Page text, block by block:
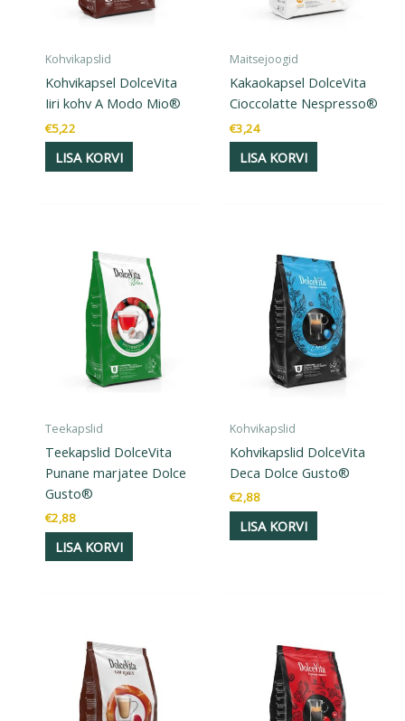
Kohvikapslid
Kohvikapsel DolceVita
Iiri kohv A Modo Mio®
€5,22
LISA KORVI
Maitsejoogid
Kakaokapsel DolceVita
Cioccolatte Nespresso®
€3,24
LISA KORVI
Teekapslid
Teekapslid DolceVita
Punane marjatee Dolce
Gusto®
€2,88
LISA KORVI
Kohvikapslid
Kohvikapslid DolceVita
Deca Dolce Gusto®
€2,88
LISA KORVI